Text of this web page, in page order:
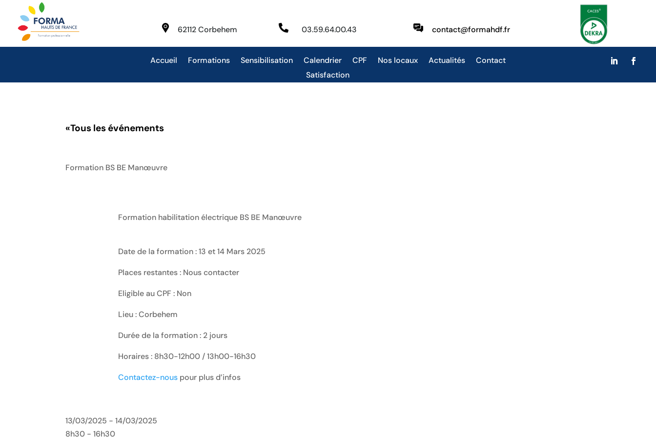
62112 Corbehem  03.59.64.00.43 contact@formahdf.fr
Accueil Formations Sensibilisation Calendrier CPF Nos locaux Actualités
Contact
Satisfaction
«Tous les événements
Formation BS BE Manœuvre
Formation habilitation électrique BS BE Manœuvre
Date de la formation : 13 et 14 Mars 2025
Places restantes : Nous contacter
Eligible au CPF : Non
Lieu : Corbehem
Durée de la formation : 2 jours
Horaires : 8h30-12h00 / 13h00-16h30
Contactez-nouspour plus d’infos
13/03/2025 - 14/03/2025
8h30 - 16h30